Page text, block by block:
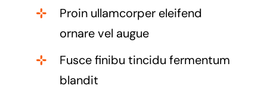
Proin ullamcorper eleifend
ornare vel augue
Fusce finibu tincidu fermentum
blandit